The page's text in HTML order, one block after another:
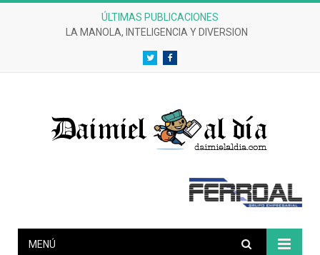
ÚLTIMAS PUBLICACIONES
CRÓNICAS DE UN DESASTRE EFERVESCENTE
TwitterFacebook
MENÚ